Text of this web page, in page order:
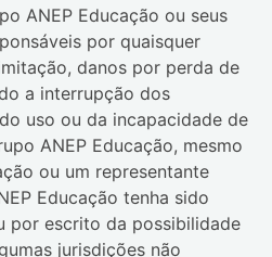
ANEP Educação ou seus
​​por quaisquer
danos por perda de
a interrupção dos
uso ou da incapacidade de
ANEP Educação, mesmo
ou um representante
Educação tenha sido
por escrito da possibilidade
jurisdições não